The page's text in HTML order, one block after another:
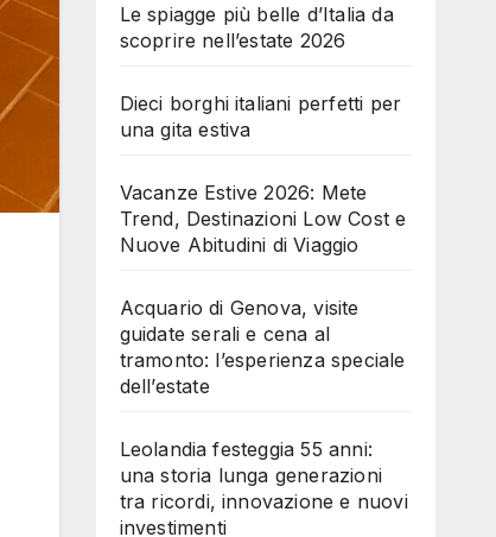
Le spiagge più belle d’Italia da
scoprire nell’estate 2026
Dieci borghi italiani perfetti per
una gita estiva
Vacanze Estive 2026: Mete
Trend, Destinazioni Low Cost e
Nuove Abitudini di Viaggio
Acquario di Genova, visite
guidate serali e cena al
tramonto: l’esperienza speciale
dell’estate
Leolandia festeggia 55 anni:
una storia lunga generazioni
tra ricordi, innovazione e nuovi
investimenti